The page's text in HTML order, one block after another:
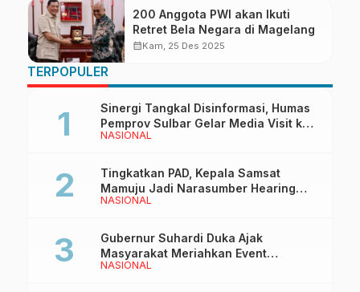
200 Anggota PWI akan Ikuti
Retret Bela Negara di Magelang
calendar_monthKam, 25 Des 2025
TERPOPULER
NASIONAL
Sinergi Tangkal Disinformasi, Humas
Pemprov Sulbar Gelar Media Visit ke
Kantor Redaksi di Mamuju
NASIONAL
Tingkatkan PAD, Kepala Samsat
Mamuju Jadi Narasumber Hearing
Bersama Wakil Ketua I DPRD Sulbar
NASIONAL
Gubernur Suhardi Duka Ajak
Masyarakat Meriahkan Event
Manakarra Fair 2026